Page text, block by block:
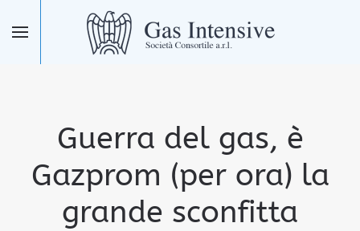
Skip to main content
Guerra del gas, è
Gazprom (per ora) la
grande sconfitta